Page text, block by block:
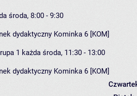
środa, 8:00 - 9:30
dydaktyczny Kominka 6 [KOM]
1 każda środa, 11:30 - 13:00
dydaktyczny Kominka 6 [KOM]